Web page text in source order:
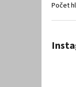
Počet